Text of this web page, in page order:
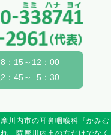
：15～12：00
：45～ 5：30
川内市の耳鼻咽喉科『かみ
、薩摩川内市の方だけでな